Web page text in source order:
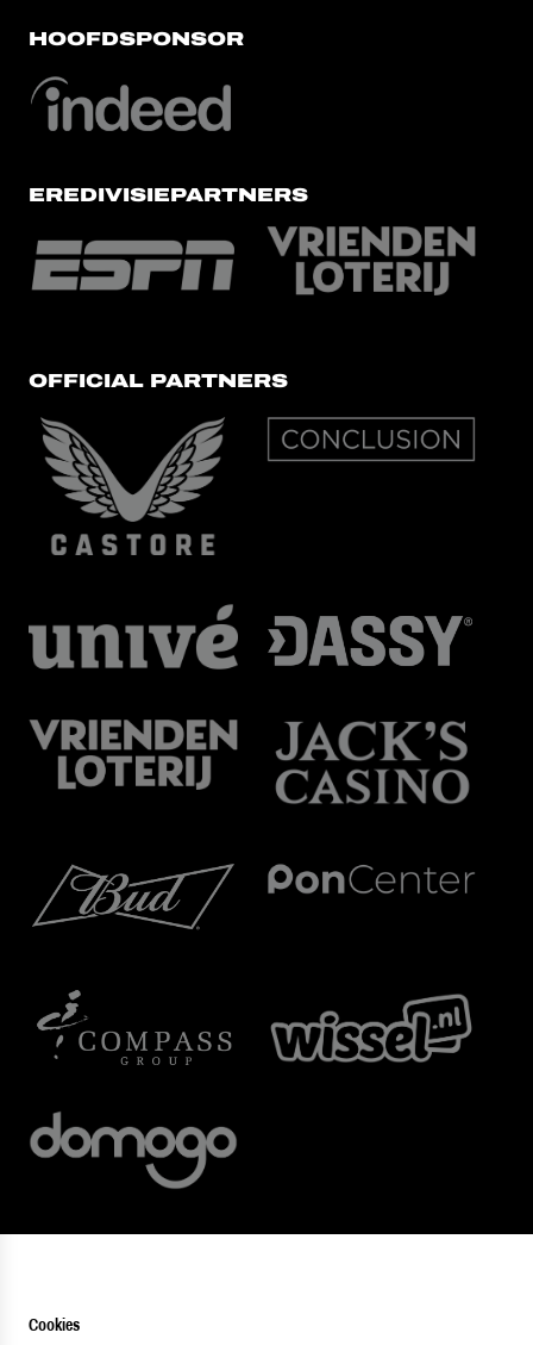
HOOFDSPONSOR
EREDIVISIEPARTNERS
OFFICIAL PARTNERS
Cookies